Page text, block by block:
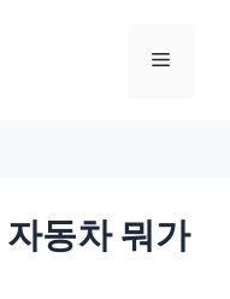
메
동차 뭐가